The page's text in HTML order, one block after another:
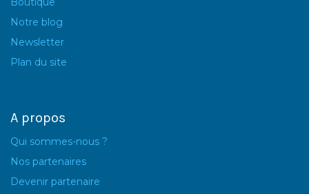
Notre blog
Newsletter
Plan du site
A propos
Qui sommes-nous ?
Nos partenaires
Devenir partenaire